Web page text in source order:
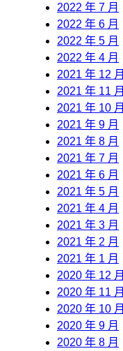
2022 年 7 月
2022 年 6 月
2022 年 5 月
2022 年 4 月
2021 年 12 月
2021 年 11 月
2021 年 10 月
2021 年 9 月
2021 年 8 月
2021 年 7 月
2021 年 6 月
2021 年 5 月
2021 年 4 月
2021 年 3 月
2021 年 2 月
2021 年 1 月
2020 年 12 月
2020 年 11 月
2020 年 10 月
2020 年 9 月
2020 年 8 月